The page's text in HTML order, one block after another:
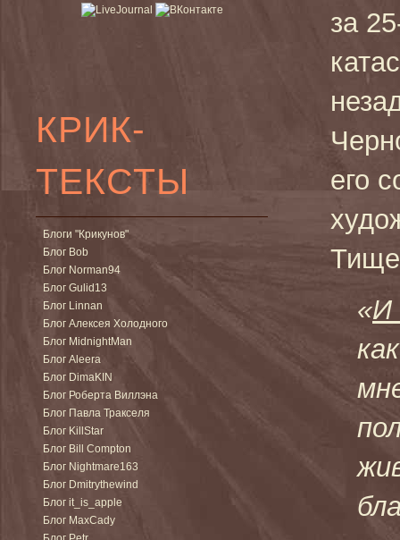
КРИК-
ТЕКСТЫ
Блоги "Крикунов"
Блог Bob
Блог Norman94
Блог Gulid13
Блог Linnan
Блог Алексея Холодного
Блог MidnightMan
Блог Aleera
Блог DimaKIN
Блог Роберта Виллэна
Блог Павла Тракселя
Блог KillStar
Блог Bill Compton
Блог Nightmare163
Блог Dmitrythewind
Блог it_is_apple
Блог MaxCady
за
его
«И